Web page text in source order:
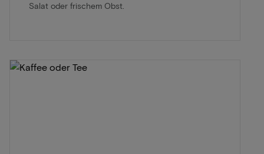
Salat oder frischem Obst.